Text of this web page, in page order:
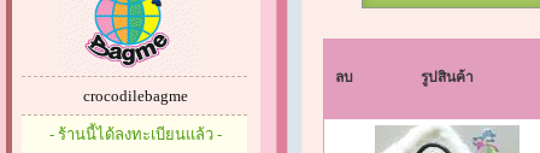
crocodilebagme
- ร้านนี้ได้ลงทะเบียนแล้ว -
ลบ รูปสินค้า